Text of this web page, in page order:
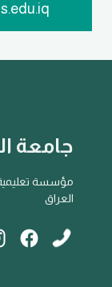
جامعة
مؤسسة تعليمية
العراق